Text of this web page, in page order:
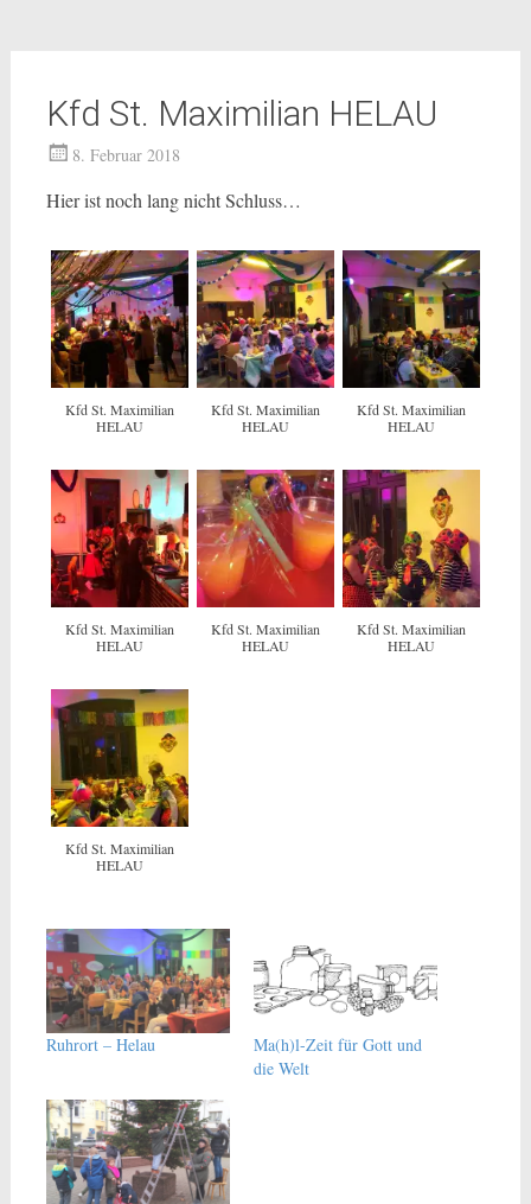
Kfd St. Maximilian HELAU
8. Februar 2018
Hier ist noch lang nicht Schluss…
Kfd St. Maximilian
HELAU
Kfd St. Maximilian
HELAU
Kfd St. Maximilian
HELAU
Kfd St. Maximilian
HELAU
Kfd St. Maximilian
HELAU
Kfd St. Maximilian
HELAU
Kfd St. Maximilian
HELAU
Ruhrort – Helau
Ma(h)l-Zeit für Gott und
die Welt